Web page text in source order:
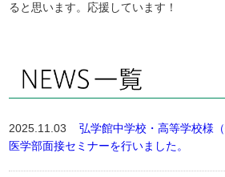
ると思います。応援しています！
2025.11.03弘学館中学校・高等学校様
医学部面接セミナーを行いました。